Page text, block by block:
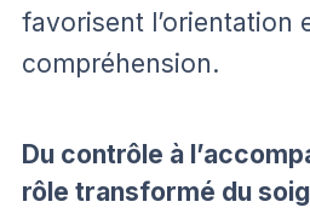
favorisent l’orientation
compréhension.
Du contrôle à
rôle transformé du